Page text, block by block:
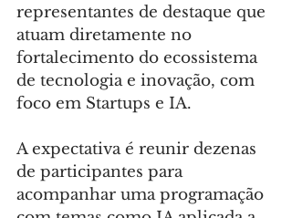
representantes de destaque que
atuam diretamente no
fortalecimento do ecossistema
de tecnologia e inovação, com
foco em Startups e IA.
A expectativa é reunir dezenas
de participantes para
acompanhar uma programação